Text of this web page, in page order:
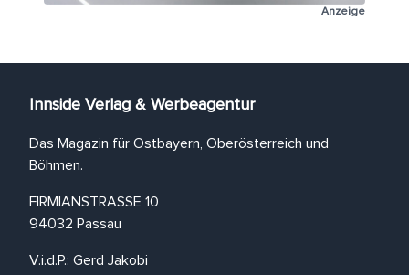
Anzeige
Innside Verlag & Werbeagentur
Das Magazin für Ostbayern, Oberösterreich und
Böhmen.
FIRMIANSTRASSE 10
94032 Passau
V.i.d.P.: Gerd Jakobi